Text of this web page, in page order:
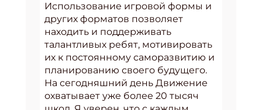
Использование игровой формы и
других форматов позволяет
находить и поддерживать
талантливых ребят, мотивировать
их к постоянному саморазвитию и
планированию своего будущего.
На сегодняшний день Движение
охватывает уже более 20 тысяч